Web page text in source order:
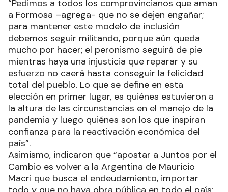
“Pedimos a todos los comprovincianos que aman
a Formosa –agrega- que no se dejen engañar;
para mantener este modelo de inclusión
debemos seguir militando, porque aún queda
mucho por hacer; el peronismo seguirá de pie
mientras haya una injusticia que reparar y su
esfuerzo no caerá hasta conseguir la felicidad
total del pueblo. Lo que se define en esta
elección en primer lugar, es quiénes estuvieron a
la altura de las circunstancias en el manejo de la
pandemia y luego quiénes son los que inspiran
confianza para la reactivación económica del
país”.
Asimismo, indicaron que “apostar a Juntos por el
Cambio es volver a la Argentina de Mauricio
Macri que busca el endeudamiento, importar